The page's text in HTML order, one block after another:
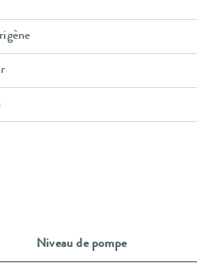
Niveau de pompe